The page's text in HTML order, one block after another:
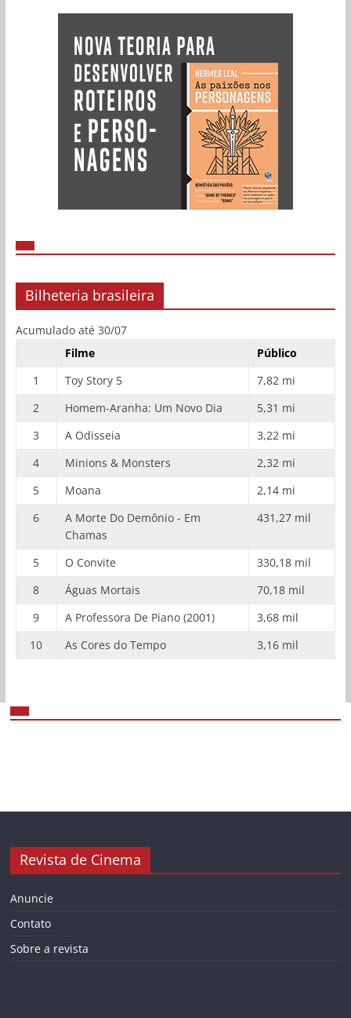
Bilheteria brasileira
Acumulado até 30/07
Filme
Público
1
Toy Story 5
7,82 mi
2
Homem-Aranha: Um Novo Dia
5,31 mi
3
A Odisseia
3,22 mi
4
Minions & Monsters
2,32 mi
5
Moana
2,14 mi
6
A Morte Do Demônio - Em
Chamas
431,27 mil
5 O Convite
330,18 mil
8
Águas Mortais
70,18 mil
9
A Professora De Piano (2001)
3,68 mil
10
As Cores do Tempo 3,16 mil
Revista de Cinema
Anuncie
Contato
Sobre a revista